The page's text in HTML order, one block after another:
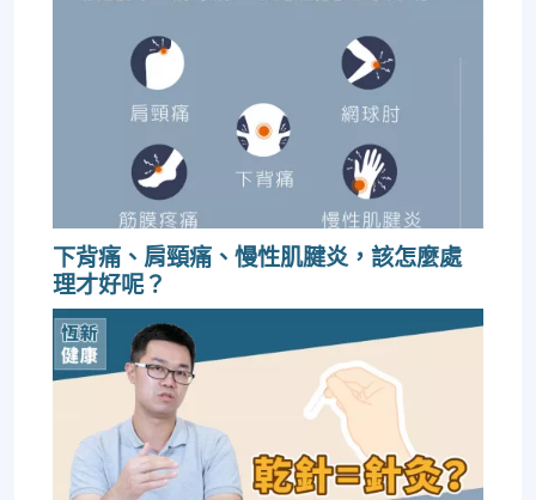
下背痛、肩頸痛、慢性肌腱炎，該怎麼處
理才好呢？